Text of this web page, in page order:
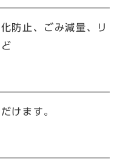
防止、ごみ減量、リ
けます。